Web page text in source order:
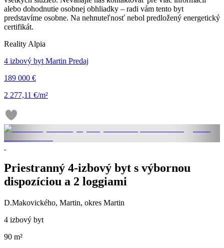
alebo dohodnutie osobnej obhliadky – radi vám tento byt
predstavíme osobne. Na nehnuteľnosť nebol predložený energetický
certifikát.
Reality Alpia
4 izbový byt Martin Predaj
189 000 €
2 277,11 €/m²
Priestranný 4-izbový byt s výbornou
dispozíciou a 2 loggiami
D.Makovického, Martin, okres Martin
4 izbový byt
90 m²